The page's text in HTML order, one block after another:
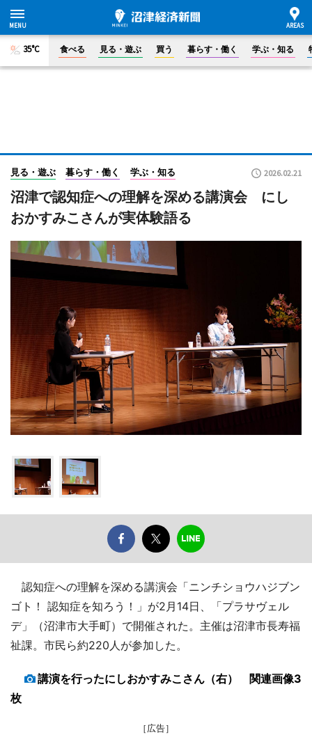
35°C 食べる 見る・遊ぶ 買う 暮らす・働く 学ぶ・知る
見る・遊ぶ 暮らす・働く 学ぶ・知る 2026.02.21
沼津で認知症への理解を深める講演会 にし
おかすみこさんが実体験語る
認知症への理解を深める講演会「ニンチショウハジブン
ゴト！ 認知症を知ろう！」が2月14日、「プラサヴェル
デ」（沼津市大手町）で開催された。主催は沼津市長寿福
祉課。市民ら約220人が参加した。
講演を行ったにしおかすみこさん（右） 関連画像3
枚
［広告］